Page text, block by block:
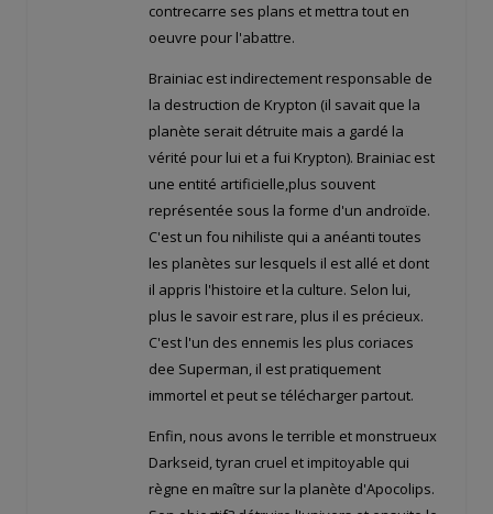
contrecarre ses plans et mettra tout en
oeuvre pour l'abattre.
Brainiac est indirectement responsable de
la destruction de Krypton (il savait que la
planète serait détruite mais a gardé la
vérité pour lui et a fui Krypton). Brainiac est
une entité artificielle,plus souvent
représentée sous la forme d'un androïde.
C'est un fou nihiliste qui a anéanti toutes
les planètes sur lesquels il est allé et dont
il appris l'histoire et la culture. Selon lui,
plus le savoir est rare, plus il es précieux.
C'est l'un des ennemis les plus coriaces
dee Superman, il est pratiquement
immortel et peut se télécharger partout.
Enfin, nous avons le terrible et monstrueux
Darkseid, tyran cruel et impitoyable qui
règne en maître sur la planète d'Apocolips.